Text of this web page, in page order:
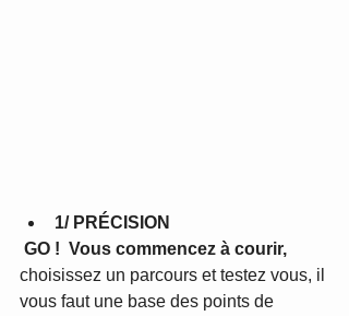
1/ PRÉCISION
GO !  Vous commencez à courir,
choisissez un parcours et testez vous, il
vous faut une base des points de